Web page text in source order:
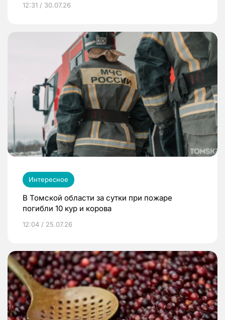
12:31 / 30.07.26
Интересное
В Томской области за сутки при пожаре
погибли 10 кур и корова
12:04 / 25.07.26